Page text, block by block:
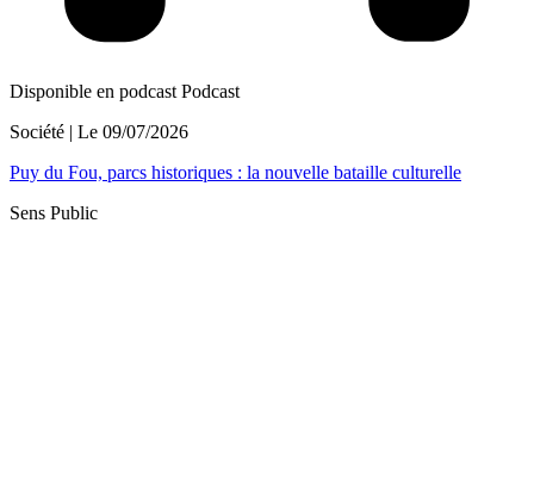
Disponible en podcast Podcast
Société | Le 09/07/2026
Puy du Fou, parcs historiques : la nouvelle bataille culturelle
Sens Public